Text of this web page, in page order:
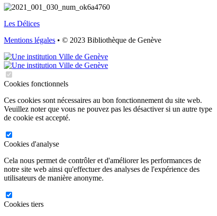
Les Délices
Mentions légales • © 2023 Bibliothèque de Genève
Cookies fonctionnels
Ces cookies sont nécessaires au bon fonctionnement du site web.
Veuillez noter que vous ne pouvez pas les désactiver si un autre type
de cookie est accepté.
Cookies d'analyse
Cela nous permet de contrôler et d'améliorer les performances de
notre site web ainsi qu'effectuer des analyses de l'expérience des
utilisateurs de manière anonyme.
Cookies tiers